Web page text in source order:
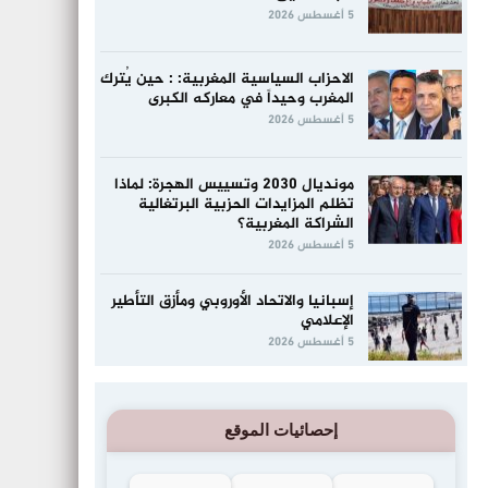
5 أغسطس 2026
الاحزاب السياسية المغربية: : حين يُترك
المغرب وحيداً في معاركه الكبرى
5 أغسطس 2026
مونديال 2030 وتسييس الهجرة: لماذا
تظلم المزايدات الحزبية البرتغالية
الشراكة المغربية؟
5 أغسطس 2026
إسبانيا والاتحاد الأوروبي ومأزق التأطير
الإعلامي
5 أغسطس 2026
إحصائيات الموقع